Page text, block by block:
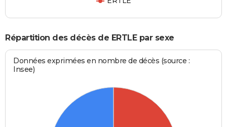
Répartition des décès de ERTLE par sexe
Données exprimées en nombre de décès (source :
Insee)